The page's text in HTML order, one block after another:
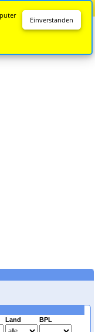
Land BPL
Einverstanden